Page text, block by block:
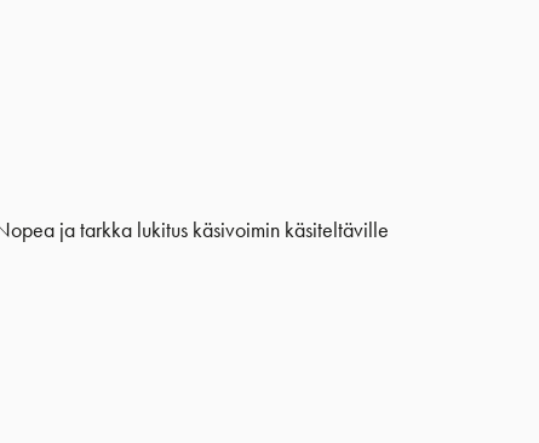
ja tarkka lukitus käsivoimin käsiteltäville